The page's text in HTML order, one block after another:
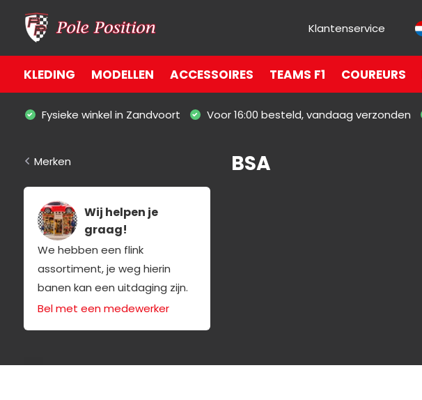
Klantenservice
KLEDING MODELLEN ACCESSOIRES TEAMS F1 COUREURS
Fysieke winkel in Zandvoort Voor 16:00 besteld, vandaag verzonden
Merken
Wij helpen je
graag!
We hebben een flink
assortiment, je weg hierin
banen kan een uitdaging zijn.
Bel met een medewerker
BSA